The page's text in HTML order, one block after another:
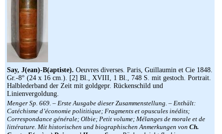
Say, J(ean)-B(aptiste). Oeuvres diverses. Paris, Guillaumin et Cie 1848.
Gr.-8° (24 x 16 cm.). [2] Bl., XVIII, 1 Bl., 748 S. mit gestoch. Portrait.
Halblederband der Zeit mit goldgepr. Rückenschild und
Linienvergoldung.
Menger Sp. 669. – Erste Ausgabe dieser Zusammenstellung. – Enthält:
Catéchisme d’économie polititique; Fragments et opuscules inédits;
Correspondance générale; Olbie; Petit volume; Mélanges de morale et de
littérature. Mit historischen und biographischen Anmerkungen von Ch.